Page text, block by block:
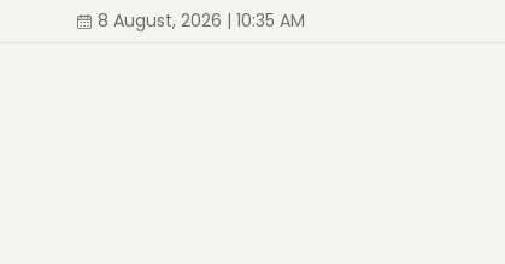
8 August, 2026 | 10:35 AM